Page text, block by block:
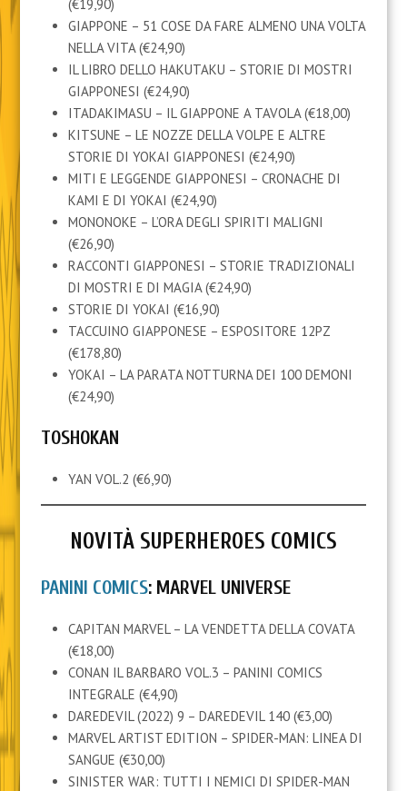
(€19,90)
GIAPPONE – 51 COSE DA FARE ALMENO UNA VOLTA
NELLA VITA (€24,90)
IL LIBRO DELLO HAKUTAKU – STORIE DI MOSTRI
GIAPPONESI (€24,90)
ITADAKIMASU – IL GIAPPONE A TAVOLA (€18,00)
KITSUNE – LE NOZZE DELLA VOLPE E ALTRE
STORIE DI YOKAI GIAPPONESI (€24,90)
MITI E LEGGENDE GIAPPONESI – CRONACHE DI
KAMI E DI YOKAI (€24,90)
MONONOKE – L’ORA DEGLI SPIRITI MALIGNI
(€26,90)
RACCONTI GIAPPONESI – STORIE TRADIZIONALI
DI MOSTRI E DI MAGIA (€24,90)
STORIE DI YOKAI (€16,90)
TACCUINO GIAPPONESE – ESPOSITORE 12PZ
(€178,80)
YOKAI – LA PARATA NOTTURNA DEI 100 DEMONI
(€24,90)
TOSHOKAN
YAN VOL.2 (€6,90)
NOVITÀ SUPERHEROES COMICS
PANINI COMICS: MARVEL UNIVERSE
CAPITAN MARVEL – LA VENDETTA DELLA COVATA
(€18,00)
CONAN IL BARBARO VOL.3 – PANINI COMICS
INTEGRALE (€4,90)
DAREDEVIL (2022) 9 – DAREDEVIL 140 (€3,00)
MARVEL ARTIST EDITION – SPIDER-MAN: LINEA DI
SANGUE (€30,00)
SINISTER WAR: TUTTI I NEMICI DI SPIDER-MAN